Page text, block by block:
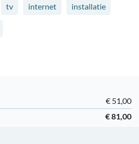
tv internet installatie
€ 51,00
€ 81,00